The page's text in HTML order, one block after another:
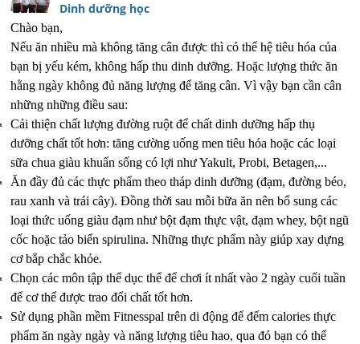
Dinh dưỡng học
Chào bạn,
Nếu ăn nhiều mà không tăng cân được thì có thể hệ tiêu hóa của
bạn bị yếu kém, không hấp thu dinh dưỡng. Hoặc lượng thức ăn
hằng ngày không đủ năng lượng để tăng cân. Vì vậy bạn cần cân
những những điều sau:
Cải thiện chất lượng đường ruột để chất dinh dưỡng hấp thụ
dưỡng chất tốt hơn: tăng cường uống men tiêu hóa hoặc các loại
sữa chua giàu khuẩn sống có lợi như Yakult, Probi, Betagen,...
Ăn đầy đủ các thực phẩm theo tháp dinh dưỡng (đạm, đường béo,
rau xanh và trái cây). Đồng thời sau mỗi bữa ăn nên bổ sung các
loại thức uống giàu đạm như bột đạm thực vật, đạm whey, bột ngũ
cốc hoặc tảo biển spirulina. Những thực phẩm này giúp xay dựng
cơ bắp chắc khỏe.
Chọn các môn tập thể dục thể để chơi ít nhất vào 2 ngày cuối tuần
để cơ thể được trao đổi chất tốt hơn.
Sử dụng phần mềm Fitnesspal trên di động để đếm calories thực
phẩm ăn ngày ngày và năng lượng tiêu hao, qua đó bạn có thể